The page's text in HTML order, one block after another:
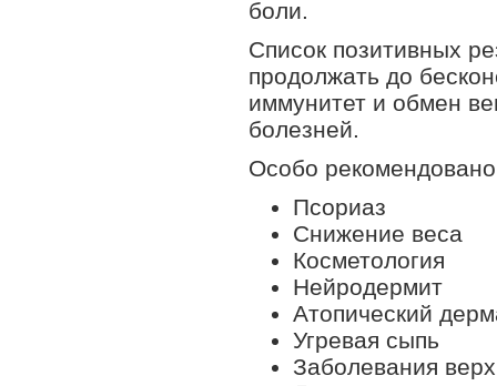
боли.
Список позитивных
продолжать до
иммунитет и обмен
болезней.
Особо
Псориаз
Снижение веса
Косметология
Нейродермит
Атопический
Угревая сыпь
Заболевания